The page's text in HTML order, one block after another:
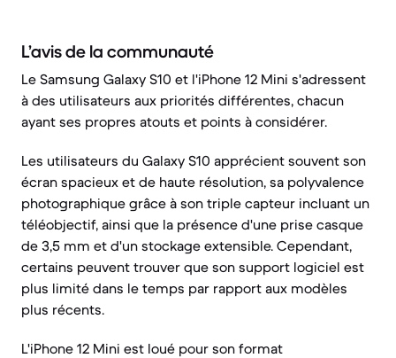
L’avis de la communauté
Le Samsung Galaxy S10 et l'iPhone 12 Mini s'adressent
à des utilisateurs aux priorités différentes, chacun
ayant ses propres atouts et points à considérer.
Les utilisateurs du Galaxy S10 apprécient souvent son
écran spacieux et de haute résolution, sa polyvalence
photographique grâce à son triple capteur incluant un
téléobjectif, ainsi que la présence d'une prise casque
de 3,5 mm et d'un stockage extensible. Cependant,
certains peuvent trouver que son support logiciel est
plus limité dans le temps par rapport aux modèles
plus récents.
L'iPhone 12 Mini est loué pour son format